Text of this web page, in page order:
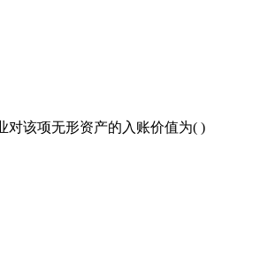
对该项无形资产的入账价值为( )